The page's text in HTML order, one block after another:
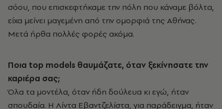
σόου, που επισκεφτήκαμε την πόλη που κάναμε βόλτα,
είχα μείνει μαγεμένη από την ομορφιά της Αθήνας.
Μετά ήρθα πολλές φορές ακόμα.
Ποια top models θαυμάζατε, όταν ξεκίνησατε την
καριέρα σας;
Όλα τα μοντέλα, όταν ήδη δούλευα κι εγώ, ήταν
σπουδαία. Η Λίντα Εβαντζελίστα, για παράδειγμα, ήταν